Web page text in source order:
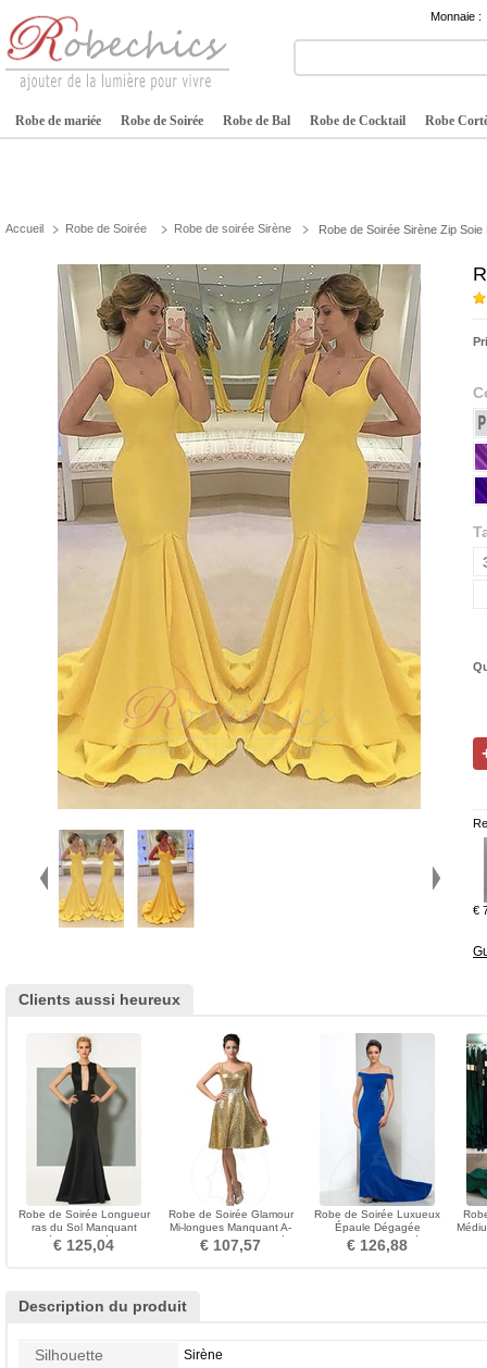
Monnaie :
Robe de mariée Robe de Soirée Robe de Bal Robe de Cocktail Robe
Accueil Robe de Soirée Robe de soirée Sirène Robe de Soirée Sirène Zip
€
Clients aussi heureux
Robe de Soirée Longueur
ras du Sol Manquant
Epurée Au Drapée Satin
€ 125,04
Robe de Soirée Glamour
Mi-longues Manquant A-
ligne Corsage Pailleté
€ 107,57
Robe de Soirée Luxueux
Épaule Dégagée
Mancheron Perler Médium
€ 126,88
Description du produit
Silhouette Sirène